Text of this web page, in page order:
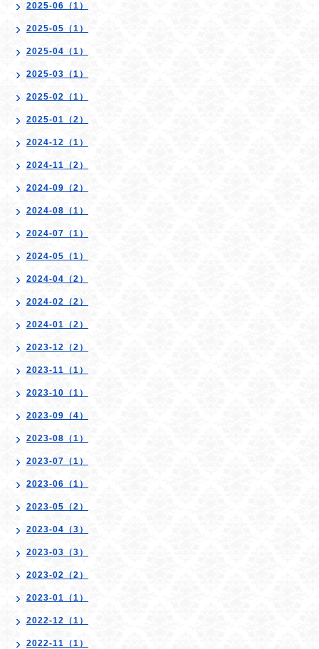
2025-06（1）
2025-05（1）
2025-04（1）
2025-03（1）
2025-02（1）
2025-01（2）
2024-12（1）
2024-11（2）
2024-09（2）
2024-08（1）
2024-07（1）
2024-05（1）
2024-04（2）
2024-02（2）
2024-01（2）
2023-12（2）
2023-11（1）
2023-10（1）
2023-09（4）
2023-08（1）
2023-07（1）
2023-06（1）
2023-05（2）
2023-04（3）
2023-03（3）
2023-02（2）
2023-01（1）
2022-12（1）
2022-11（1）